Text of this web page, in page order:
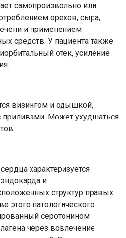
самопроизвольно или
орехов, сыра,
и применением
средств. У пациента также
отек, усиление
визингом и одышкой,
приливами. Может ухудшаться
характеризуется
и
структур правых
этого патологического
серотонином
через вовлечение